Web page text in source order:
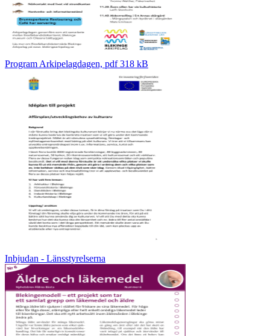
Program Arkipelagdagen, pdf 318 kB
Inbjudan - Länsstyrelserna